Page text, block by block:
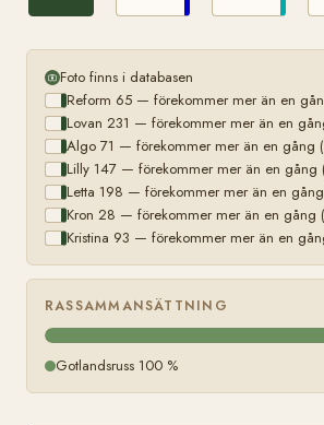
Foto finns i databasen
Reform 65 — förekommer mer än en
Lovan 231 — förekommer mer än en
Algo 71 — förekommer mer än en gång
Lilly 147 — förekommer mer än en gång
Letta 198 — förekommer mer än en
Kron 28 — förekommer mer än en gång
Kristina 93 — förekommer mer än en
RASSAMMANSÄTTNING
Gotlandsruss 100 %